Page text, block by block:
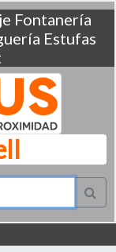
Fontanería
Estufas